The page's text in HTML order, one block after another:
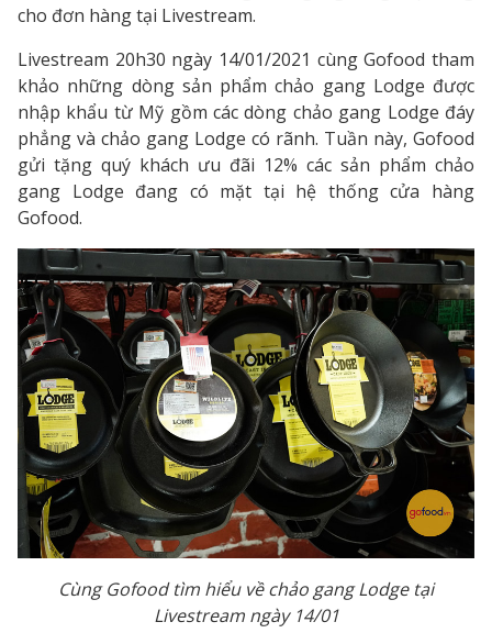
cho đơn hàng tại Livestream.
Livestream 20h30 ngày 14/01/2021 cùng Gofood tham
khảo những dòng sản phẩm chảo gang Lodge được
nhập khẩu từ Mỹ gồm các dòng chảo gang Lodge đáy
phẳng và chảo gang Lodge có rãnh. Tuần này, Gofood
gửi tặng quý khách ưu đãi 12% các sản phẩm chảo
gang Lodge đang có mặt tại hệ thống cửa hàng
Gofood.
Cùng Gofood tìm hiểu về chảo gang Lodge tại
Livestream ngày 14/01